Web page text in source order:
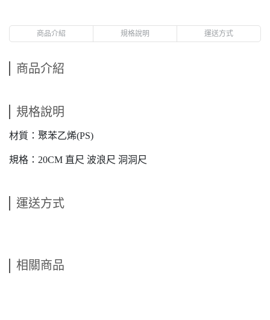
商品介紹 規格說明 運送方式
商品介紹
規格說明
材質：聚苯乙烯(PS)
規格：20CM 直尺 波浪尺 洞洞尺
運送方式
相關商品